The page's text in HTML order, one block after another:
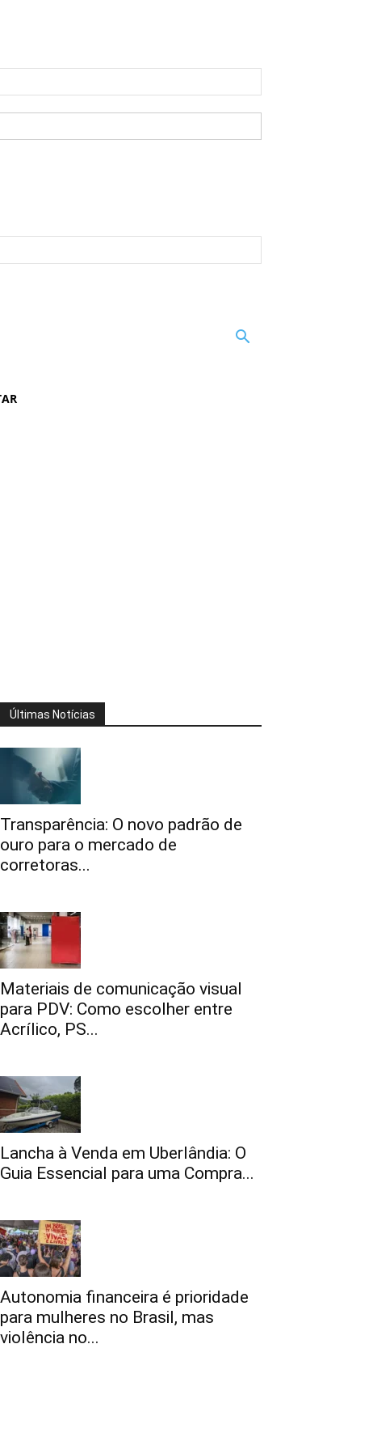
Últimas Notícias
Transparência: O novo padrão de
ouro para o mercado de
corretoras...
Materiais de comunicação visual
para PDV: Como escolher entre
Acrílico, PS...
Lancha à Venda em Uberlândia: O
Guia Essencial para uma Compra...
Autonomia financeira é prioridade
para mulheres no Brasil, mas
violência no...